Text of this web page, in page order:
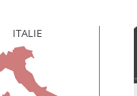
ITALIE